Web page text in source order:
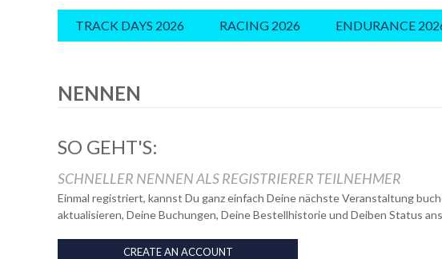
TRACK DAYS 2026 RACING 2026 ENDURANCE
NENNEN
SO GEHT'S:
SCHNELLER NENNEN ALS REGISTRIERER TEILNEHMER
Einmal registriert, kannst Du ganz einfach Deine nächste Veranstaltung
aktualisieren, Deine Buchungen, Deine Bestellhistorie und Deiben Status
CREATE AN ACCOUNT